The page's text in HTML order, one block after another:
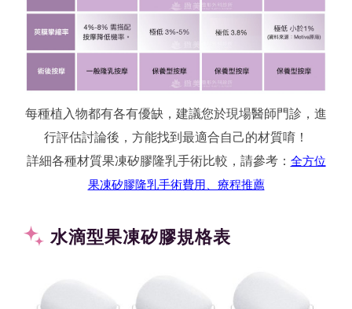
每種植入物都有各有優缺，建議您於現場醫師門診，進
行評估討論後，方能找到最適合自己的材質唷！
詳細各種材質果凍矽膠隆乳手術比較，請參考： 全方位
果凍矽膠隆乳手術費用、療程推薦
水滴型果凍矽膠規格表